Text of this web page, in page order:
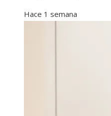
Hace 1 semana